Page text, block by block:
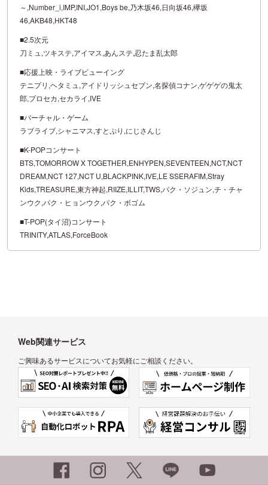
～,Number_i,IMP,INI,JO1,Boys be,乃木坂46,日向坂46,欅坂
46,AKB48,HKT48
■2.5次元
刀ミュ,ツキステ,アイマス,あんステ,忍たま乱太郎
■応援上映・ライブビューイング
テニプリ,ヘタミュ,アイドリッシュセブン,名探偵コナン,ゲゲゲの鬼太
郎,プロセカ,セカライ,IVE
■バーチャル・ゲーム
ラブライブ,シャニマス,すとぷり,にじさんじ
■K-POPコンサート
BTS,TOMORROW X TOGETHER,ENHYPEN,SEVENTEEN,NCT,NCT
DREAM,NCT 127,NCT U,BLACKPINK,IVE,LE SSERAFIM,Stray
Kids,TREASURE,東方神起,RIIZE,ILLIT,TWS,パク・ソジュン,チ・チャ
ンウク,パク・ヒョンウク,パク・ボゴム
■T-POP(タイ沼)コンサート
TRINITY,ATLAS,ForceBook
Web関連サービス
ご興味あるサービスについてお気軽にご相談ください。